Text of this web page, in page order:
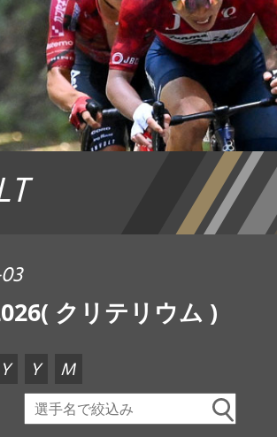
クリテリウム )
Y Y M